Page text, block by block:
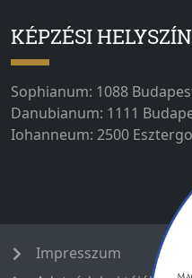
KÉPZÉSI
Sophianum: 1088
Danubianum: 1111
Iohanneum: 2500
Impresszum